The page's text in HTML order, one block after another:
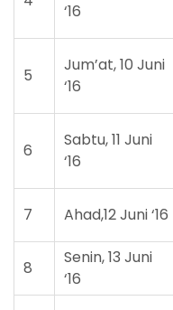
‘16
5
Jum’at, 10 Juni
‘16
6
Sabtu, 11 Juni
‘16
7 Ahad,12 Juni ‘16
8
Senin, 13 Juni
‘16